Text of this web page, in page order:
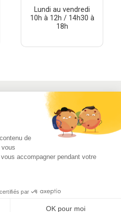
Lundi au vendredi
10h à 12h / 14h30 à
18h
Mentions Légales
de
accompagner pendant votre
par
OK pour moi